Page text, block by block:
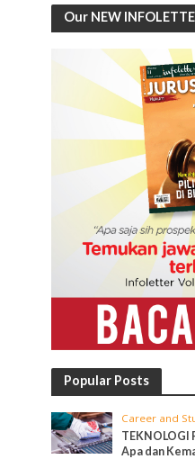
Our NEW
Popular Posts
Career and
TEKNOLOGI
Apa dan